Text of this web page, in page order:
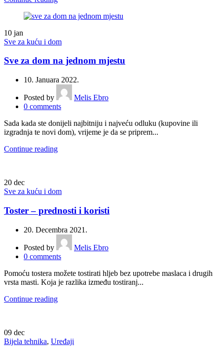
10 jan
Sve za kuću i dom
Sve za dom na jednom mjestu
10. Januara 2022.
Posted by
Melis Ebro
0 comments
Sada kada ste donijeli najbitniju i najveću odluku (kupovine ili
izgradnja te novi dom), vrijeme je da se priprem...
Continue reading
20 dec
Sve za kuću i dom
Toster – prednosti i koristi
20. Decembra 2021.
Posted by
Melis Ebro
0 comments
Pomoću tostera možete tostirati hljeb bez upotrebe maslaca i drugih
vrsta masti. Koja je razlika između tostiranj...
Continue reading
09 dec
Bijela tehnika, Uređaji